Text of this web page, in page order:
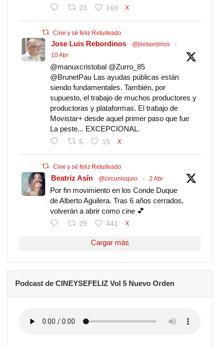
23 169 X
Cine y sé feliz Retuiteado
Jose Luis Rebordinos @jlrebordinos
·
10 Abr
@manuxcristobal @Zurro_85
@BrunetPau Las ayudas públicas están
siendo fundamentales. También, por
supuesto, el trabajo de muchos productores y
productoras y plataformas. El trabajo de
Movistar+ desde aquel primer paso que fue
La peste... EXCEPCIONAL.
5 15 X
Cine y sé feliz Retuiteado
Beatriz Asín @circunloquio · 2 Abr
Por fin movimiento en los Conde Duque
de Alberto Aguilera. Tras 6 años cerrados,
volverán a abrir como cine 💕
29 441 X
Cargar más
Podcast de CINEYSEFELIZ Vol 5 Nuevo Orden